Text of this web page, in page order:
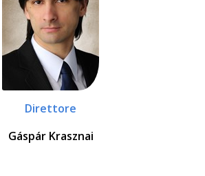
Direttore
Gáspár Krasznai